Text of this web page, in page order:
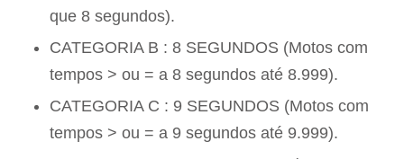
que 8 segundos).
CATEGORIA B : 8 SEGUNDOS (Motos com
tempos > ou = a 8 segundos até 8.999).
CATEGORIA C : 9 SEGUNDOS (Motos com
tempos > ou = a 9 segundos até 9.999).